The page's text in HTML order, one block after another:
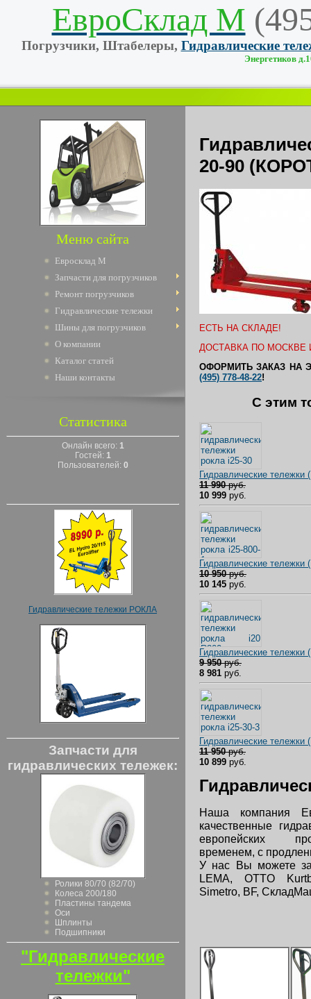
ЕвроСклад М
Погрузчики, Штабелеры, Гидравлические
Энергетиков
Меню сайта
Евросклад М
Запчасти для погрузчиков
Ремонт погрузчиков
Гидравлические тележки
Шины для погрузчиков
О компании
Каталог статей
Наши контакты
Статистика
Онлайн всего: 1
Гостей: 1
Пользователей: 0
Гидравлические тележки РОКЛА
Запчасти для
гидравлических тележек:
Ролики 80/70 (82/70)
Колеса 200/180
Пластины тандема
Оси
Шплинты
Подшипники
"Гидравлические
тележки"
20-90
ЕСТЬ НА СКЛАДЕ!
ДОСТАВКА ПО МОСКВЕ
ОФОРМИТЬ ЗАКАЗ НА
(495) 778-48-22!
C этим
Гидравлические
11 990руб.
10 999 руб.
Гидравлические
10 950руб.
10 145 руб.
Гидравлические
9 950руб.
8 981 руб.
Гидравлические
11 950руб.
10 899 руб.
Наша компания
качественные
европейских
временем, с
У нас Вы можете
LEMA, OTTO
Simetro, BF,